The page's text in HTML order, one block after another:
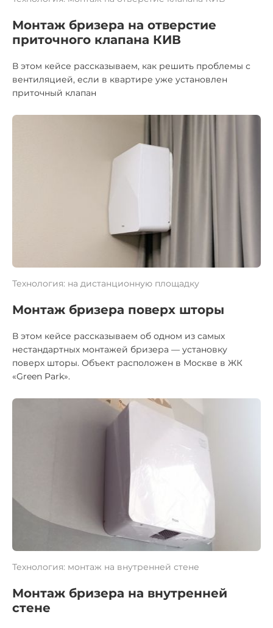
Монтаж бризера на отверстие
приточного клапана КИВ
В этом кейсе рассказываем, как решить проблемы с
вентиляцией, если в квартире уже установлен
приточный клапан
Технология: на дистанционную площадку
Монтаж бризера поверх шторы
В этом кейсе рассказываем об одном из самых
нестандартных монтажей бризера — установку
поверх шторы. Объект расположен в Москве в ЖК
«Green Park».
Технология: монтаж на внутренней стене
Монтаж бризера на внутренней
стене